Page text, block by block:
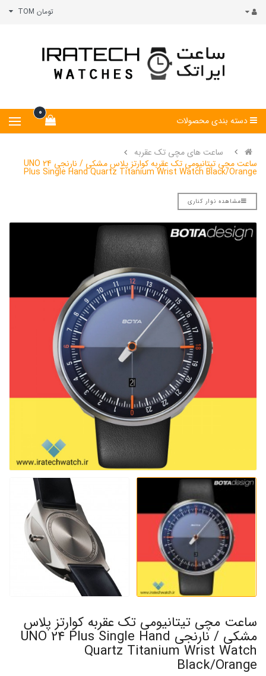
تومان TOM
0
دسته بندی محصولات
ساعت های مچی تک عقربه
ساعت مچی تیتانیومی تک عقربه کوارتز پلاس مشکی / نارنجی UNO 24
Plus Single Hand Quartz Titanium Wrist Watch Black/Orange
مشاهده نوار کناری
ساعت مچی تیتانیومی تک عقربه کوارتز پلاس
مشکی / نارنجی UNO 24 Plus Single Hand
Quartz Titanium Wrist Watch
Black/Orange